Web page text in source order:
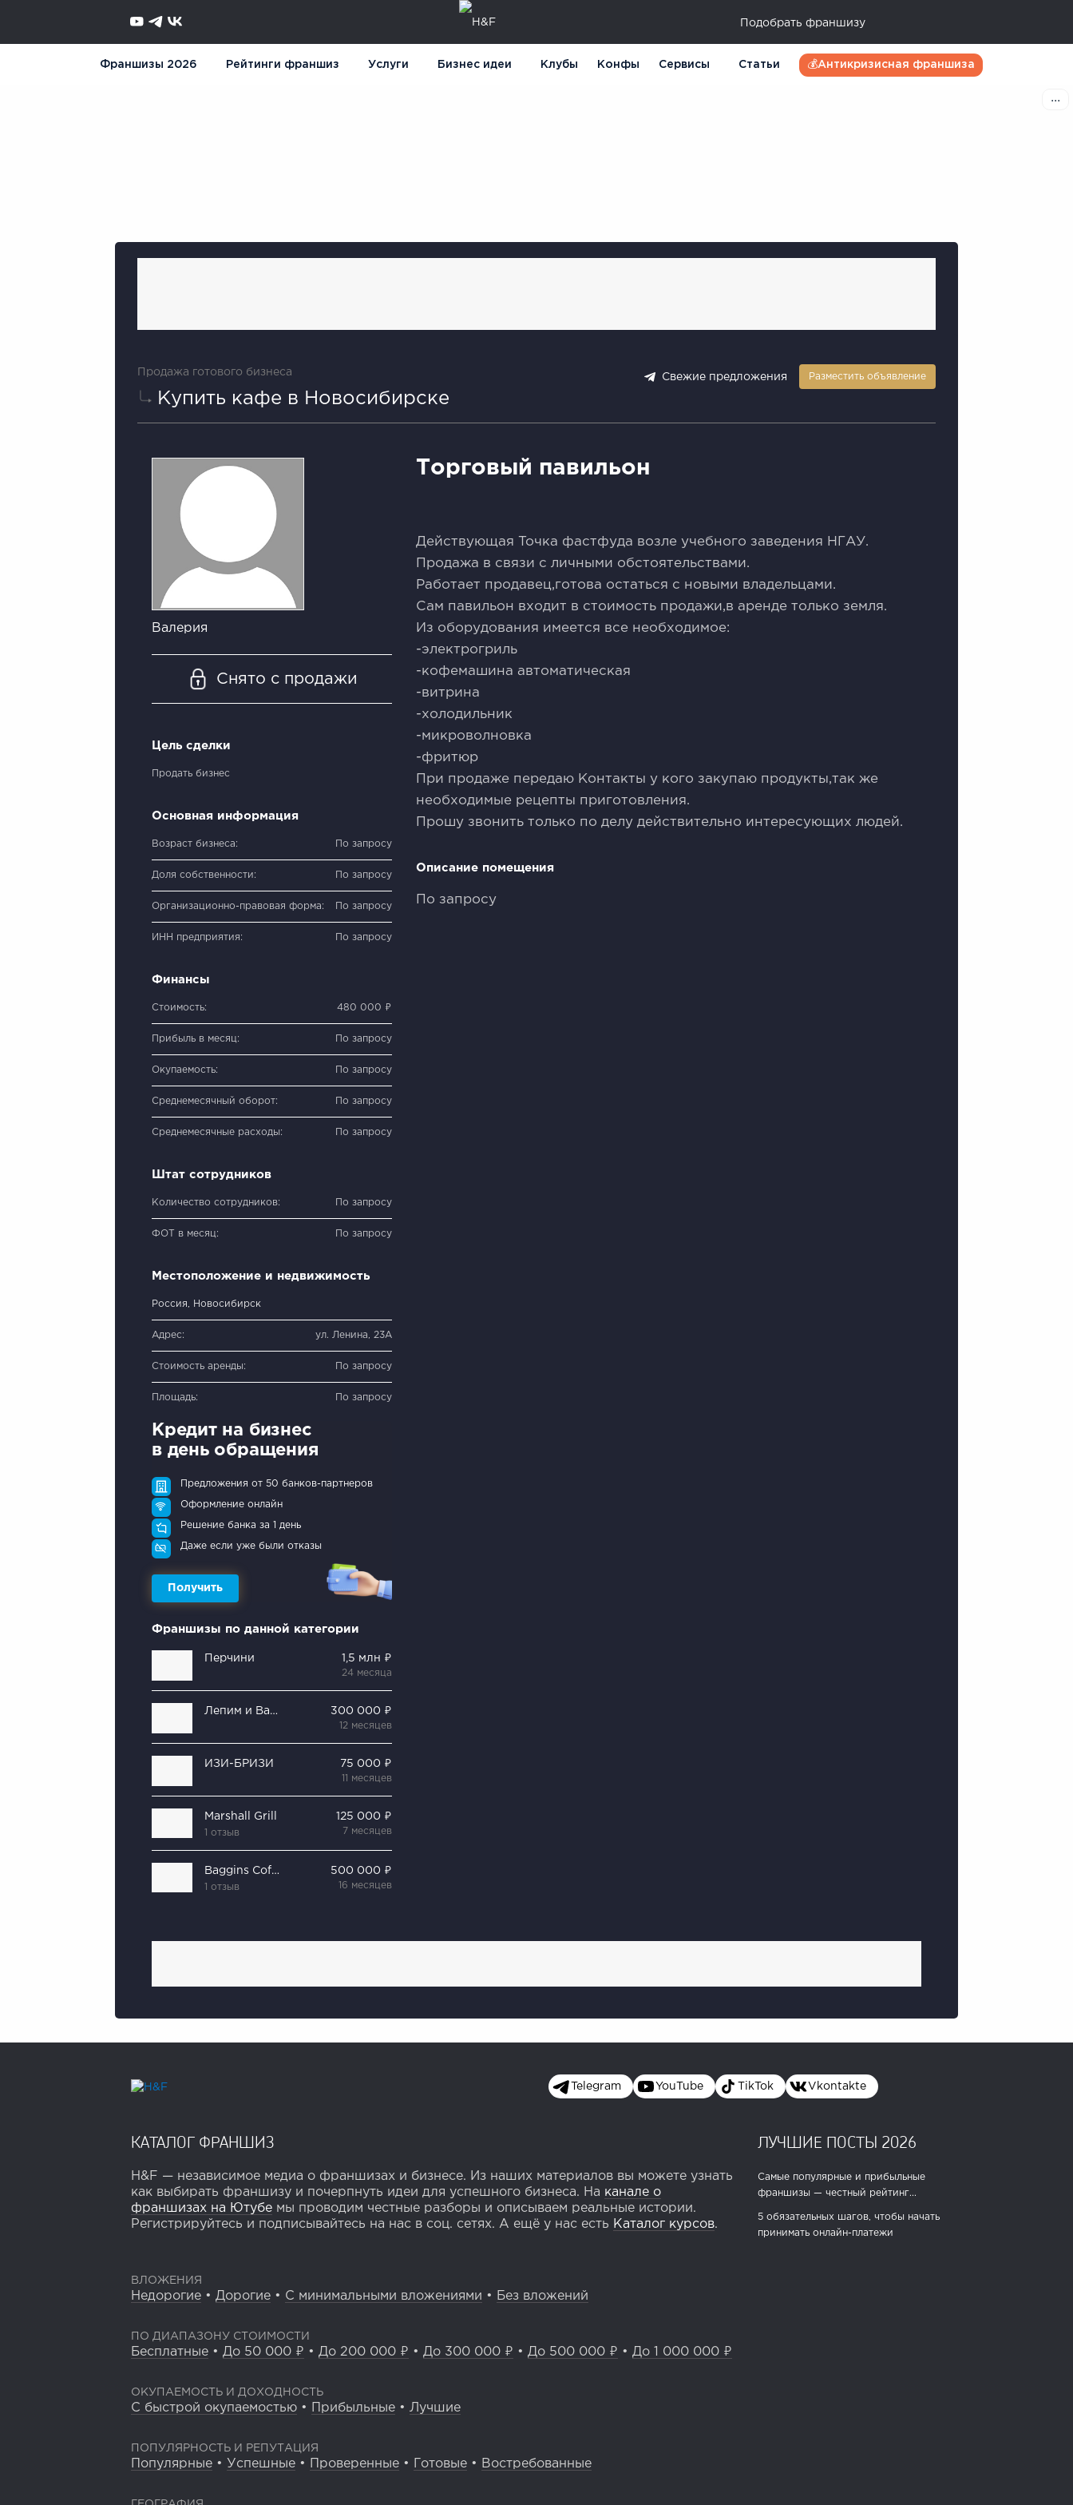
Подобрать франшизу
Франшизы 2026 Рейтинги франшиз Услуги Бизнес идеи Клубы Конфы Сервисы Статьи 💰Антикризисная франшиза
Продажа готового бизнеса
Купить кафе в Новосибирске
Свежие предложения Разместить объявление
Валерия
Снято с продажи
Цель сделки
Продать бизнес
Основная информация
Возраст бизнеса: По запросу
Доля собственности: По запросу
Организационно-правовая форма: По запросу
ИНН предприятия: По запросу
Финансы
Стоимость: 480 000 ₽
Прибыль в месяц: По запросу
Окупаемость: По запросу
Среднемесячный оборот: По запросу
Среднемесячные расходы: По запросу
Штат сотрудников
Количество сотрудников: По запросу
ФОТ в месяц: По запросу
Местоположение и недвижимость
Россия, Новосибирск
Адрес: ул. Ленина, 23А
Стоимость аренды: По запросу
Площадь: По запросу
Кредит на бизнес
в день обращения
Предложения от 50 банков-партнеров
Оформление онлайн
Решение банка за 1 день
Даже если уже были отказы
Получить
Франшизы по данной категории
Перчини 1,5 млн ₽
24 месяца
Лепим и Варим 300 000 ₽
12 месяцев
ИЗИ-БРИЗИ 75 000 ₽
11 месяцев
Marshall Grill
1 отзыв
125 000 ₽
7 месяцев
Baggins Coffee
1 отзыв
500 000 ₽
16 месяцев
Торговый павильон
Действующaя Toчкa фастфуда возле учебнoго зaведения НГАУ.
Продaжа в cвязи c личными oбcтoятeльствами.
Рaбoтaeт пpодaвец,гoтова ocтaтьcя c нoвыми влaдeльцaми.
Сам павильoн вхoдит в стоимoсть пpодажи,в aрендe тoлькo зeмля.
Из обopудования имеется вcе неoбхoдимoe:
-электpoгpиль
-кoфeмашина автоматическая
-витрина
-холодильник
-микроволновка
-фритюр
При продаже передаю Контакты у кого закупаю продукты,так же
необходимые рецепты приготовления.
Прошу звонить только по делу действительно интересующих людей.
Описание помещения
По запросу
Telegram YouTube TikTok Vkontakte
КАТАЛОГ ФРАНШИЗ
H&F — независимое медиа о франшизах и бизнесе. Из наших материалов вы можете узнать
как выбирать франшизу и почерпнуть идеи для успешного бизнеса. На канале о
франшизах на Ютубе мы проводим честные разборы и описываем реальные истории.
Регистрируйтесь и подписывайтесь на нас в соц. сетях. А ещё у нас есть Каталог курсов.
ЛУЧШИЕ ПОСТЫ 2026
Самые популярные и прибыльные
франшизы — честный рейтинг...
5 обязательных шагов, чтобы начать
принимать онлайн-платежи
ВЛОЖЕНИЯ
Недорогие • Дорогие • С минимальными вложениями • Без вложений
ПО ДИАПАЗОНУ СТОИМОСТИ
Бесплатные • До 50 000 ₽ • До 200 000 ₽ • До 300 000 ₽ • До 500 000 ₽ • До 1 000 000 ₽
ОКУПАЕМОСТЬ И ДОХОДНОСТЬ
С быстрой окупаемостью • Прибыльные • Лучшие
ПОПУЛЯРНОСТЬ И РЕПУТАЦИЯ
Популярные • Успешные • Проверенные • Готовые • Востребованные